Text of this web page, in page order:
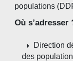
populations
Où s’adresser
arrow_right
Direction
des